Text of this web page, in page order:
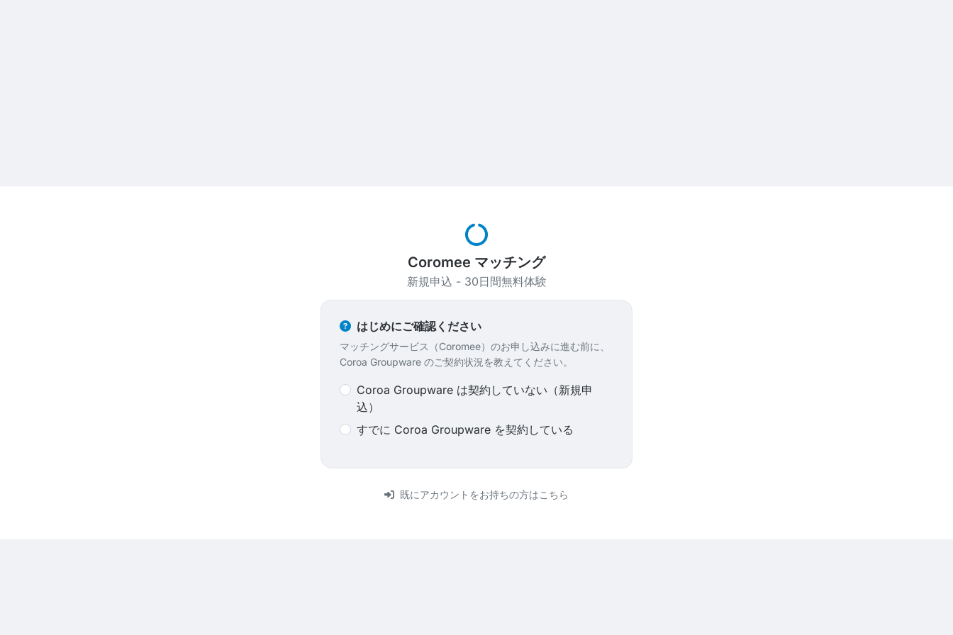
Coromee マッチング
新規申込 - 30日間無料体験
はじめにご確認ください
マッチングサービス（Coromee）のお申し込みに進む前に、
Coroa Groupware のご契約状況を教えてください。
Coroa Groupware は契約していない（新規申
込）
すでに Coroa Groupware を契約している
既にアカウントをお持ちの方はこちら